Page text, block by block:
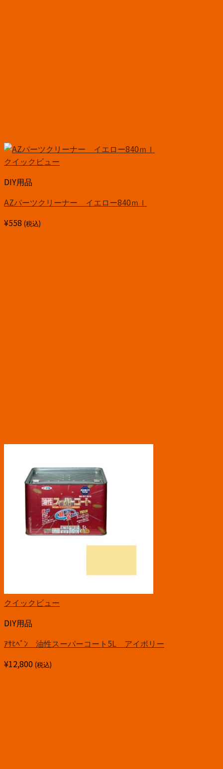
クイックビュー
DIY用品
AZパーツクリーナー イエロー840ｍｌ
¥558 (税込)
クイックビュー
DIY用品
ｱｻﾋﾍﾟﾝ 油性スーパーコート5L アイボリー
¥12,800 (税込)